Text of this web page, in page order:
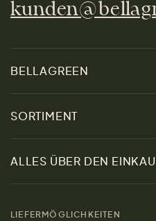
BELLAGREEN
Nachhaltigkeit
Kontakt
SORTIMENT
Damen
ALLES ÜBER DEN
LIEFERMÖGLICHKEITEN